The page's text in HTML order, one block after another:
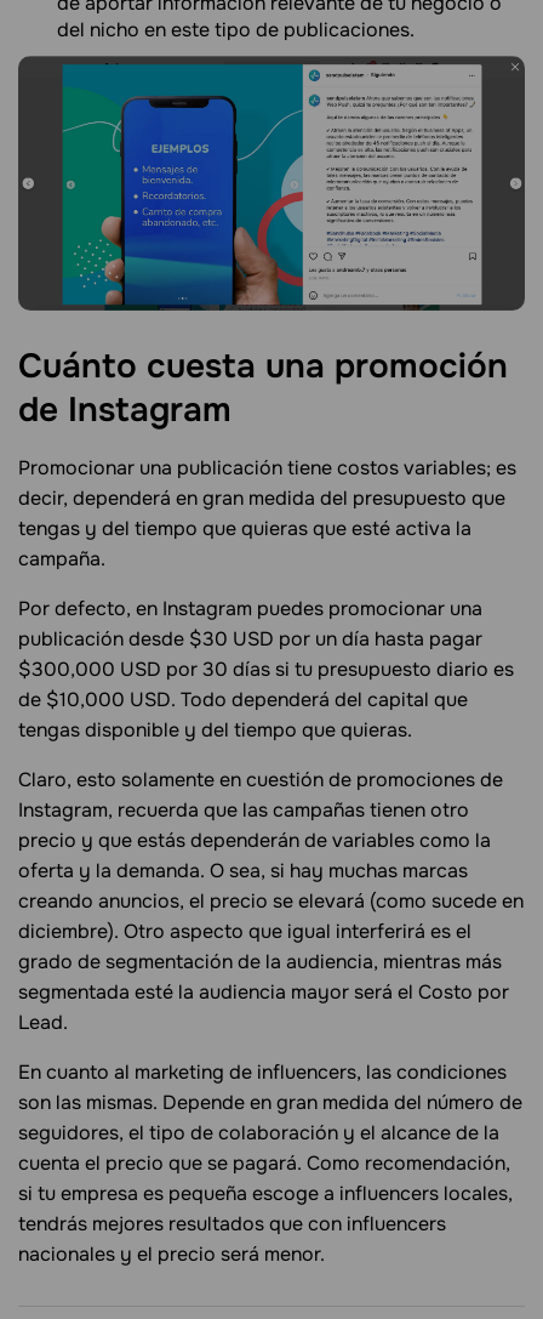
del nicho en este tipo de publicaciones.
Cuánto cuesta una promoción
de Instagram
Promocionar una publicación tiene costos variables; es
decir, dependerá en gran medida del presupuesto que
tengas y del tiempo que quieras que esté activa la
campaña.
Por defecto, en Instagram puedes promocionar una
publicación desde $30 USD por un día hasta pagar
$300,000 USD por 30 días si tu presupuesto diario es
de $10,000 USD. Todo dependerá del capital que
tengas disponible y del tiempo que quieras.
Claro, esto solamente en cuestión de promociones de
Instagram, recuerda que las campañas tienen otro
precio y que estás dependerán de variables como la
oferta y la demanda. O sea, si hay muchas marcas
creando anuncios, el precio se elevará (como sucede en
diciembre). Otro aspecto que igual interferirá es el
grado de segmentación de la audiencia, mientras más
segmentada esté la audiencia mayor será el Costo por
Lead.
En cuanto al marketing de influencers, las condiciones
son las mismas. Depende en gran medida del número de
seguidores, el tipo de colaboración y el alcance de la
cuenta el precio que se pagará. Como recomendación,
si tu empresa es pequeña escoge a influencers locales,
tendrás mejores resultados que con influencers
nacionales y el precio será menor.